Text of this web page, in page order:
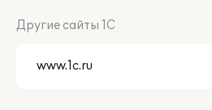
Другие сайты 1С